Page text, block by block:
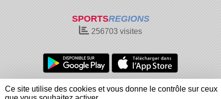
SPORTSREGIONS
256703 visites
Charte cookies
Gestion des cookies
Informations légales
Signaler un contenu inapproprié
Ce site utilise des cookies et vous donne le contrôle sur ceux